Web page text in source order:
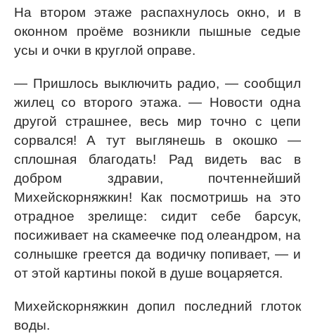
На втором этаже распахнулось окно, и в
оконном проёме возникли пышные седые
усы и очки в круглой оправе.
— Пришлось выключить радио, — сообщил
жилец со второго этажа. — Новости одна
другой страшнее, весь мир точно с цепи
сорвался! А тут выглянешь в окошко —
сплошная благодать! Рад видеть вас в
добром здравии, почтеннейший
Михейскорняжкин! Как посмотришь на это
отрадное зрелище: сидит себе барсук,
посиживает на скамеечке под олеандром, на
солнышке греется да водичку попивает, — и
от этой картины покой в душе воцаряется.
Михейскорняжкин допил последний глоток
воды.